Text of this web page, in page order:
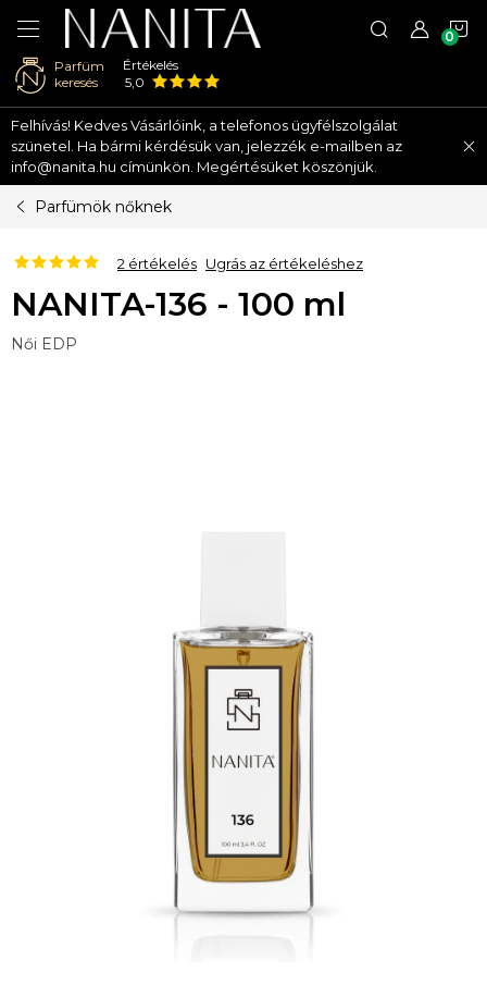
Ugrás
fő
tartalomhoz
Parfüm
keresés
Értékelés
5,0
Felhívás! Kedves Vásárlóink, a telefonos ügyfélszolgálat
szünetel. Ha bármi kérdésük van, jelezzék e-mailben az
info@nanita.hu címünkön. Megértésüket köszönjük.
Parfümök nőknek
2 értékelés Ugrás az értékeléshez
NANITA-136 - 100 ml
Női EDP